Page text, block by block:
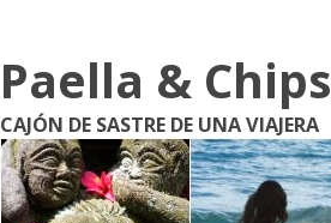
Paella & Chips
CAJÓN DE SASTRE DE UNA VIAJERA